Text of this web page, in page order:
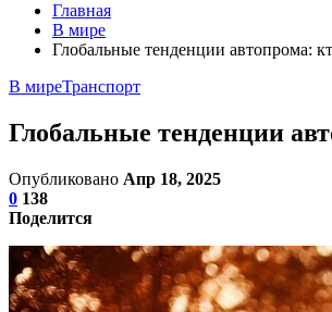
Главная
В мире
Глобальные тенденции автопрома:
В миреТранспорт
Глобальные тенденции
Опубликовано Апр 18, 2025
0 138
Поделится